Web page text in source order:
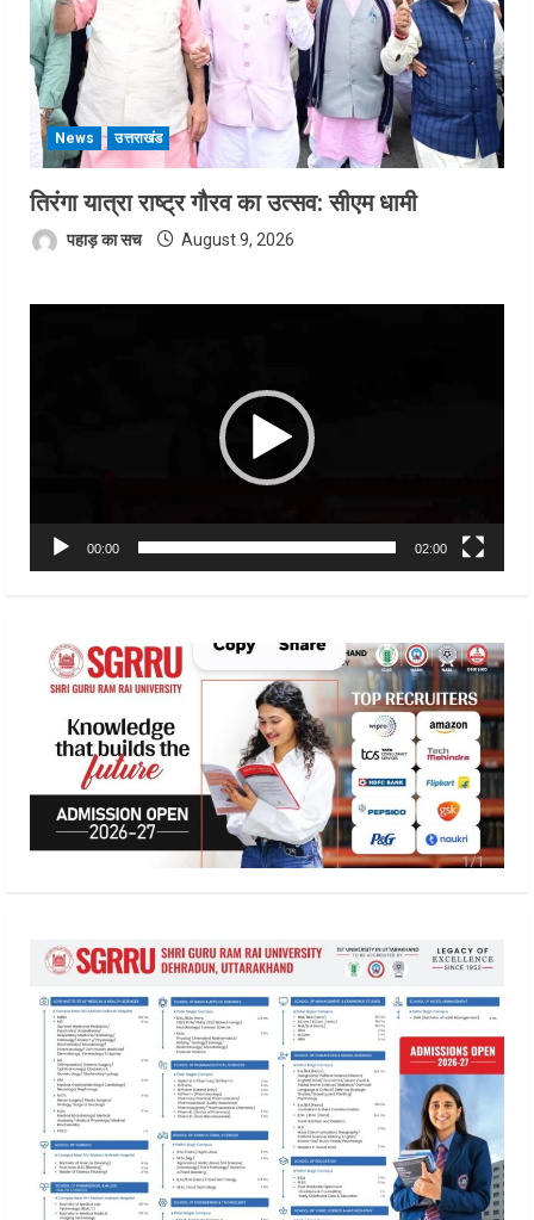
News उत्तराखंड
तिरंगा यात्रा राष्ट्र गौरव का उत्सव: सीएम धामी
पहाड़ का सच August 9, 2026
00:00 02:00